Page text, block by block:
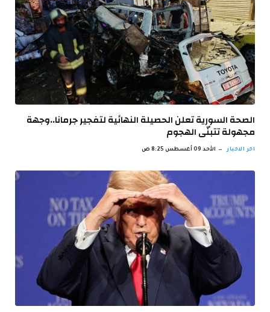
الصحة السورية تعلن الحصيلة النهائية لتفجير جرمانا..وجهة
مجهولة تتبنّى الهجوم
اخر الاخبار الأحد 09 أغسطس 8:25 ص